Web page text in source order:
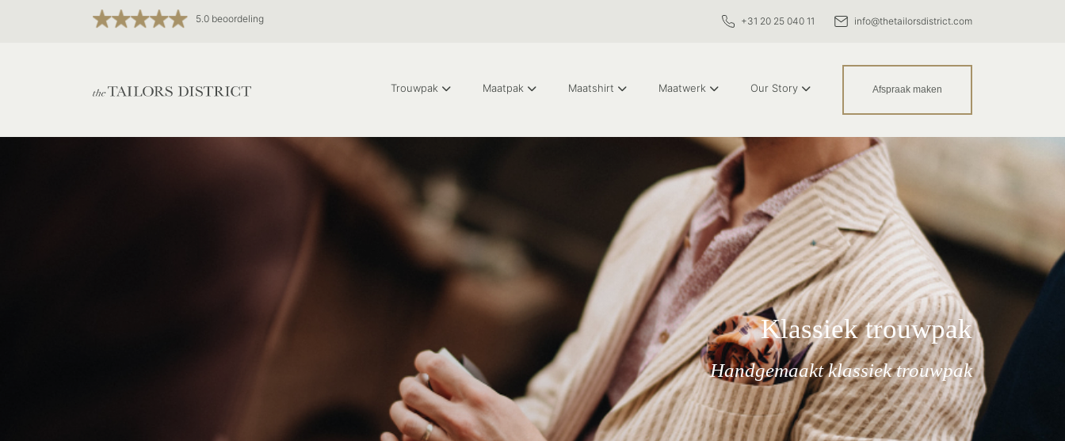
5.0 beoordeling +31 20 25 040 11 info@thetailorsdistrict.com
Trouwpak Maatpak Maatshirt Maatwerk Our Story Afspraak maken
Klassiek trouwpak
Handgemaakt klassiek trouwpak